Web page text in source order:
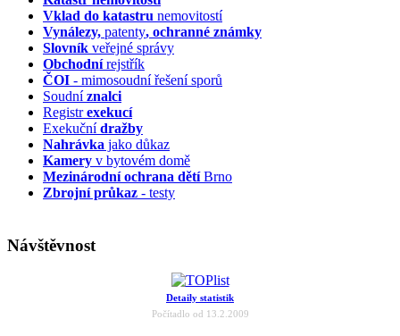
Vklad do katastru nemovitostí
Vynálezy, patenty, ochranné známky
Slovník veřejné správy
Obchodnírejstřík
ČOI - mimosoudní řešení sporů
Soudníznalci
Registrexekucí
Exekučnídražby
Nahrávka jako důkaz
Kamery v bytovém domě
Mezinárodní ochrana dětíBrno
Zbrojní průkaz - testy
Návštěvnost
Detaily statistik
Počítadlo od 13.2.2009